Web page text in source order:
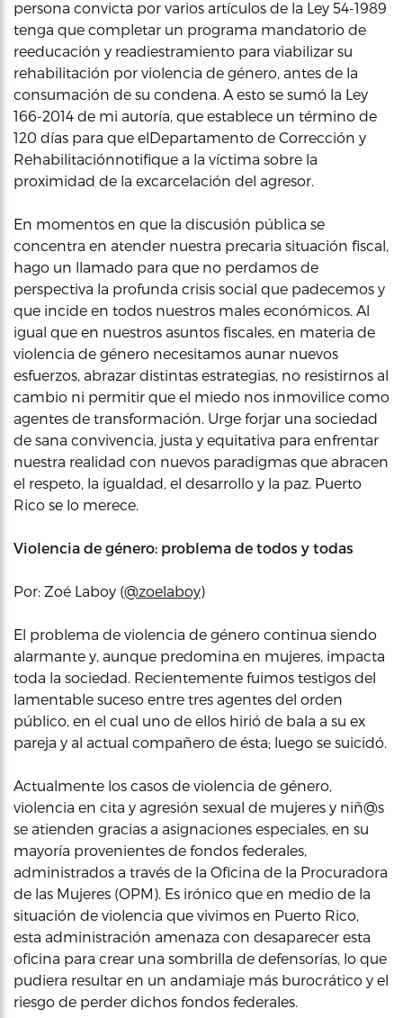
persona convicta por varios artículos de la Ley 54-1989
tenga que completar un programa mandatorio de
reeducación y readiestramiento para viabilizar su
rehabilitación por violencia de género, antes de la
consumación de su condena. A esto se sumó la Ley
166-2014 de mi autoría, que establece un término de
120 días para que elDepartamento de Corrección y
Rehabilitaciónnotifique a la víctima sobre la
proximidad de la excarcelación del agresor.
En momentos en que la discusión pública se
concentra en atender nuestra precaria situación fiscal,
hago un llamado para que no perdamos de
perspectiva la profunda crisis social que padecemos y
que incide en todos nuestros males económicos. Al
igual que en nuestros asuntos fiscales, en materia de
violencia de género necesitamos aunar nuevos
esfuerzos, abrazar distintas estrategias, no resistirnos al
cambio ni permitir que el miedo nos inmovilice como
agentes de transformación. Urge forjar una sociedad
de sana convivencia, justa y equitativa para enfrentar
nuestra realidad con nuevos paradigmas que abracen
el respeto, la igualdad, el desarrollo y la paz. Puerto
Rico se lo merece.
Violencia de género: problema de todos y todas
Por: Zoé Laboy (@zoelaboy)
El problema de violencia de género continua siendo
alarmante y, aunque predomina en mujeres, impacta
toda la sociedad. Recientemente fuimos testigos del
lamentable suceso entre tres agentes del orden
público, en el cual uno de ellos hirió de bala a su ex
pareja y al actual compañero de ésta; luego se suicidó.
Actualmente los casos de violencia de género,
violencia en cita y agresión sexual de mujeres y niñ@s
se atienden gracias a asignaciones especiales, en su
mayoría provenientes de fondos federales,
administrados a través de la Oficina de la Procuradora
de las Mujeres (OPM). Es irónico que en medio de la
situación de violencia que vivimos en Puerto Rico,
esta administración amenaza con desaparecer esta
oficina para crear una sombrilla de defensorías, lo que
pudiera resultar en un andamiaje más burocrático y el
riesgo de perder dichos fondos federales.